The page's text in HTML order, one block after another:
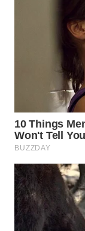
BORNEO
Wahana
Media
Group
WAHANA
NEWS
WAHANA
TANI